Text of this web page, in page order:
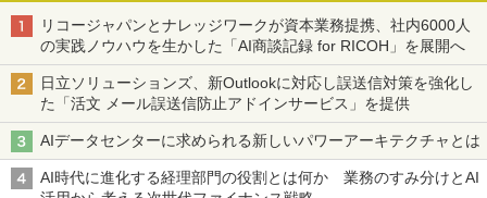
リコージャパンとナレッジワークが資本業務提携、社内6000人
の実践ノウハウを生かした「AI商談記録 for RICOH」を展開へ
日立ソリューションズ、新Outlookに対応し誤送信対策を強化し
た「活文 メール誤送信防止アドインサービス」を提供
AIデータセンターに求められる新しいパワーアーキテクチャとは
AI時代に進化する経理部門の役割とは何か 業務のすみ分けとAI